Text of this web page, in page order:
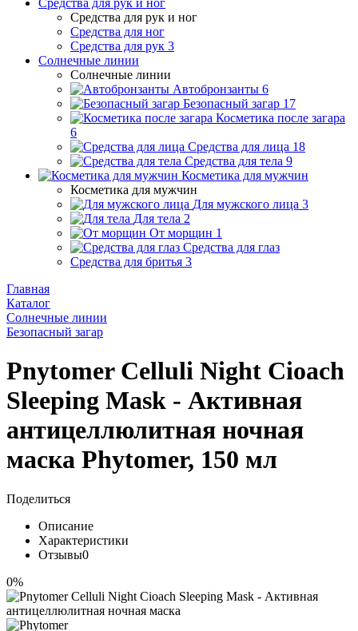
Средства для рук и ног
Средства для рук и ног
Средства для ног
Средства для рук 3
Солнечные линии
Солнечные линии
Автобронзанты 6
Безопасный загар 17
Косметика после загара
6
Средства для лица 18
Средства для тела 9
Косметика для мужчин
Косметика для мужчин
Для мужского лица 3
Для тела 2
От морщин 1
Средства для глаз
Средства для бритья 3
Главная
Каталог
Солнечные линии
Безопасный загар
Pnytomer Celluli Night Cioach
Sleeping Mask - Активная
антицеллюлитная ночная
маска Phytomer, 150 мл
Поделиться
Описание
Характеристики
Отзывы0
0%